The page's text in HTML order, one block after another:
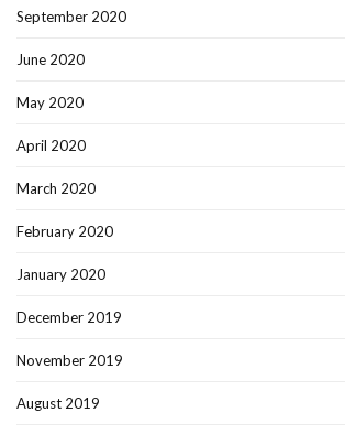
September 2020
June 2020
May 2020
April 2020
March 2020
February 2020
January 2020
December 2019
November 2019
August 2019